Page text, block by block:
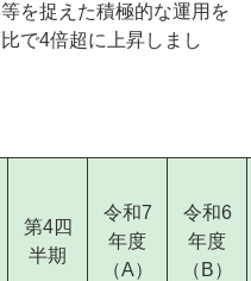
を捉えた積極的な運用を
で4倍超に上昇しまし
第4四
半期
令和7
年度
（A）
令和6
年度
（B）